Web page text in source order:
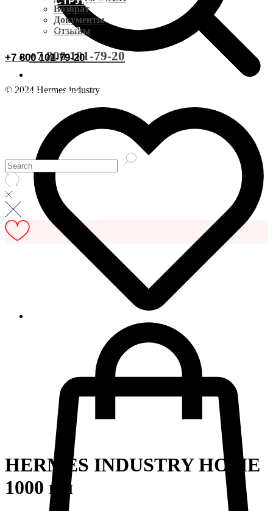
ОСТАВИТЬ ОТЗЫВ
+7 800 101-79-20
ИНФОРМАЦИЯ
Доставка CDEK
Документы
Возврат
Документы
Отзывы
+7 800 101-79-20
© 2024 Hermes industry
HERMES INDUSTRY HOME
1000 мл